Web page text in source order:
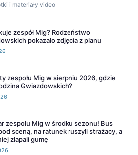
i materiały video
zespół Mig? Rodzeństwo
pokazało zdjęcia z planu
zespołu Mig w sierpniu 2026, gdzie
Gwiazdowskich?
zespołu Mig w środku sezonu! Bus
sceną, na ratunek ruszyli strażacy, a
złapali gumę